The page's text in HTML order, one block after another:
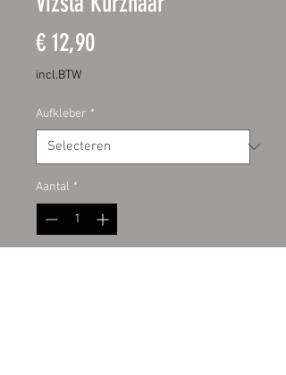
€ 12,90Prijs
incl.BTW
Aufkleber *
Aantal *